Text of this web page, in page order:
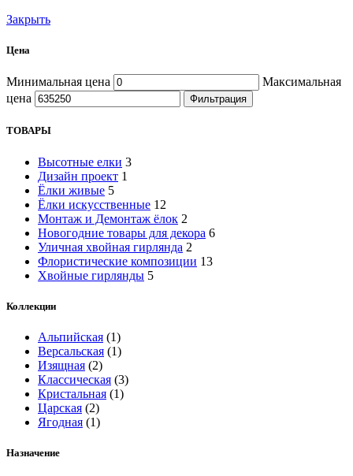
Закрыть
Цена
Минимальная цена
Максимальная
цена
Фильтрация
ТОВАРЫ
Высотные елки 3
Дизайн проект 1
Ёлки живые 5
Ёлки искусственные 12
Монтаж и Демонтаж ёлок 2
Новогодние товары для декора 6
Уличная хвойная гирлянда 2
Флористические композиции 13
Хвойные гирлянды 5
Коллекции
Альпийская (1)
Версальская (1)
Изящная (2)
Классическая (3)
Кристальная (1)
Царская (2)
Ягодная (1)
Назначение